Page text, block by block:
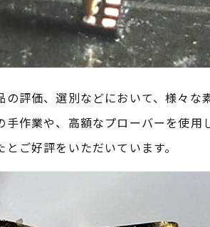
の評価、選別などにおいて、様々な
手作業や、高額なプローバーを使
とご好評をいただいています。